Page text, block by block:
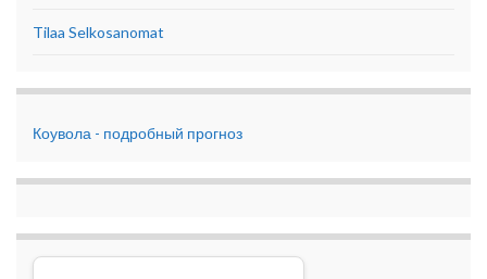
Tilaa Selkosanomat
Коувола - подробный прогноз